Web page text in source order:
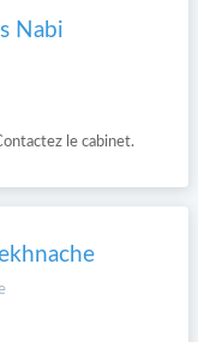
Nabi
le cabinet.